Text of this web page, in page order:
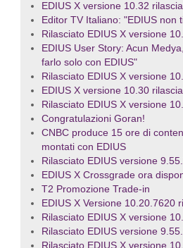
EDIUS X versione 10.32
Editor TV Italiano: "EDIUS non
Rilasciato EDIUS X versione
EDIUS User Story: Acun
farlo solo con EDIUS"
Rilasciato EDIUS X versione
EDIUS X versione 10.30
Rilasciato EDIUS X versione
Congratulazioni Goran!
CNBC produce 15 ore di
montati con EDIUS
Rilasciato EDIUS versione
EDIUS X Crossgrade ora
T2 Promozione Trade-in
EDIUS X Versione 10.20.7620
Rilasciato EDIUS X versione
Rilasciato EDIUS versione
Rilasciato EDIUS X versione